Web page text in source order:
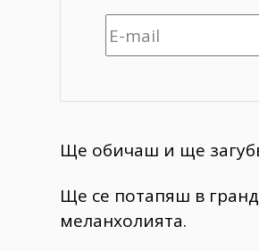
Ще обичаш и ще
Ще се потапяш в
меланхолията.